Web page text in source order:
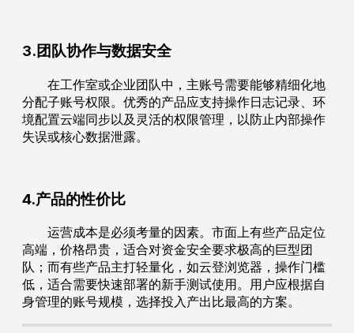
3.团队协作与数据安全
在工作室或企业团队中，主账号需要能够精细化地
分配子账号权限。优秀的产品应支持操作日志记录、环
境配置云端同步以及灵活的权限管理，以防止内部操作
失误或核心数据泄露。
4.产品的性价比
运营成本是必须考量的因素。市面上有些产品定位
高端，价格昂贵，适合对资金安全要求极高的巨型团
队；而有些产品主打轻量化，如云登浏览器，操作门槛
低，适合需要快速部署的新手测试使用。用户应根据自
身管理的账号规模，选择投入产出比最高的方案。